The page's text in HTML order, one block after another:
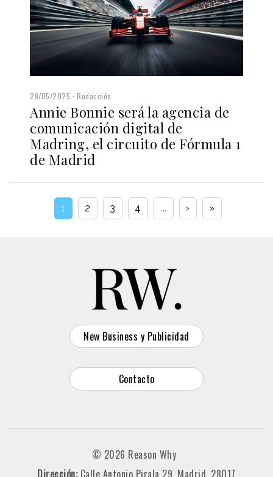
28/05/2025 Redacción
Annie Bonnie será la agencia de
comunicación digital de
Madring, el circuito de Fórmula 1
de Madrid
1 2 3 4 ... › »
New Business y Publicidad
Contacto
© 2026 Reason Why
Dirección: Calle Antonio Pirala 29. Madrid, 28017